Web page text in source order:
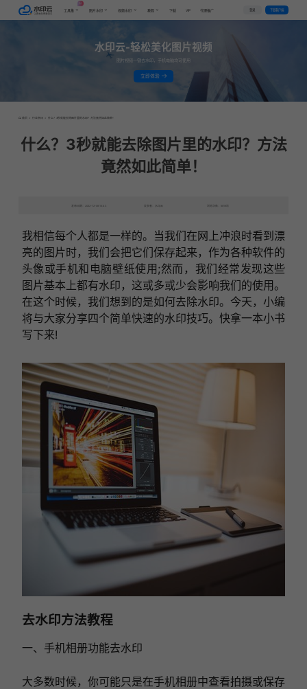
工具集 图片水印 视频水印 教程 下载 VIP 代理推广 登录 下载客户端
水印云-轻松美化图片视频
图片视频一键去水印，手机电脑均可使用
立即体验
首页 > 行业资讯 > 什么？3秒就能去除图片里的水印？方法竟然如此简单！
什么？3秒就能去除图片里的水印？方法
竟然如此简单！
发布日期：2022-12-08 15:43 发表者：水印云 浏览次数：5819次
我相信每个人都是一样的。当我们在网上冲浪时看到漂
亮的图片时，我们会把它们保存起来，作为各种软件的
头像或手机和电脑壁纸使用;然而，我们经常发现这些
图片基本上都有水印，这或多或少会影响我们的使用。
在这个时候，我们想到的是如何去除水印。今天，小编
将与大家分享四个简单快速的水印技巧。快拿一本小书
写下来!
去水印方法教程
一、手机相册功能去水印
大多数时候，你可能只是在手机相册中查看拍摄或保存